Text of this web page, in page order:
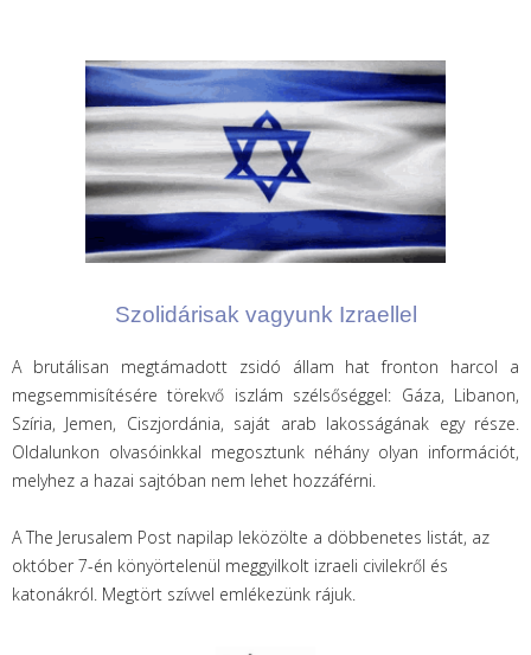
Szolidárisak vagyunk Izraellel
A brutálisan megtámadott zsidó állam hat fronton harcol a
megsemmisítésére törekvő iszlám szélsőséggel: Gáza, Libanon,
Szíria, Jemen, Ciszjordánia, saját arab lakosságának egy része.
Oldalunkon olvasóinkkal megosztunk néhány olyan információt,
melyhez a hazai sajtóban nem lehet hozzáférni.
A The Jerusalem Post napilap leközölte a döbbenetes listát, az
október 7-én könyörtelenül meggyilkolt izraeli civilekről és
katonákról. Megtört szívvel emlékezünk rájuk.